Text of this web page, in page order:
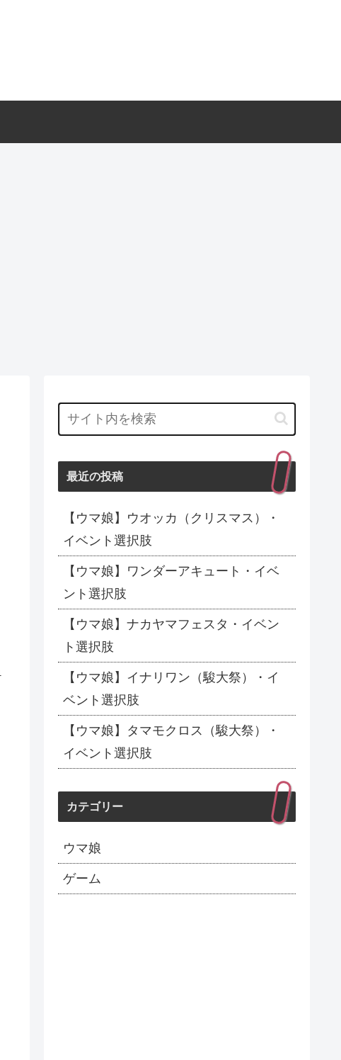
最近の投稿
【ウマ娘】ウオッカ（クリスマス）・
イベント選択肢
【ウマ娘】ワンダーアキュート・イベ
ント選択肢
【ウマ娘】ナカヤマフェスタ・イベン
ト選択肢
【ウマ娘】イナリワン（駿大祭）・イ
ベント選択肢
【ウマ娘】タマモクロス（駿大祭）・
イベント選択肢
カテゴリー
ウマ娘
ゲーム